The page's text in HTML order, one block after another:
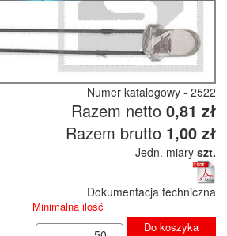
Numer katalogowy - 2522
Razem netto 0,81 zł
Razem brutto 1,00 zł
Jedn. miary szt.
Dokumentacja techniczna
Minimalna ilość
Do koszyka